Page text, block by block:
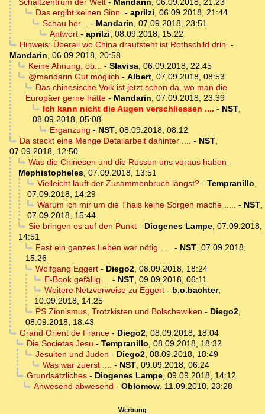
Schaltzentrum der Welt - Mandarin, 06.09.2018, 21:23
Das ergibt keinen Sinn. - aprilzi, 06.09.2018, 21:44
Schau her .. - Mandarin, 07.09.2018, 23:51
Antwort- aprilzi, 08.09.2018, 15:22
Hinweis: Überall wo China draufsteht ist Rothschild drin. -
Mandarin, 06.09.2018, 20:58
Keine Ahnung, ob... - Slavisa, 06.09.2018, 22:45
@mandarin Gut möglich - Albert, 07.09.2018, 08:53
Das chinesische Volk ist jetzt schon da, wo man die
Europäer gerne hätte - Mandarin, 07.09.2018, 23:39
Ich kann nicht die Augen verschliessen .... - NST,
08.09.2018, 05:08
Ergänzung - NST, 08.09.2018, 08:12
Da steckt eine Menge Detailarbeit dahinter .... - NST,
07.09.2018, 12:50
Was die Chinesen und die Russen uns voraus haben -
Mephistopheles, 07.09.2018, 13:51
Vielleicht läuft der Zusammenbruch längst?- Tempranillo,
07.09.2018, 14:29
Warum ich mir um die Thais keine Sorgen mache ..... - NST,
07.09.2018, 15:44
Sie bringen es auf den Punkt- Diogenes Lampe, 07.09.2018,
14:51
Fast ein ganzes Leben war nötig ..... - NST, 07.09.2018,
15:26
Wolfgang Eggert- Diego2, 08.09.2018, 18:24
E-Book gefällig ... - NST, 09.09.2018, 06:11
Weitere Netzverweise zu Eggert- b.o.bachter,
10.09.2018, 14:25
PS Zionismus, Trotzkisten und Bolschewiken - Diego2,
08.09.2018, 18:43
Grand Orient de France- Diego2, 08.09.2018, 18:04
Die Societas Jesu - Tempranillo, 08.09.2018, 18:32
Jesuiten und Juden - Diego2, 08.09.2018, 18:49
Was war zuerst .... - NST, 09.09.2018, 06:24
Grundsätzliches- Diogenes Lampe, 09.09.2018, 14:12
Anwesend abwesend - Oblomow, 11.09.2018, 23:28
Werbung